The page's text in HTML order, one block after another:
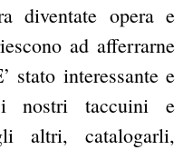
diventate opera e
ad afferrarne
stato interessante e
i nostri taccuini e
altri, catalogarli,